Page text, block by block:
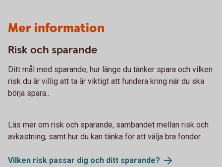
Mer information
Risk och sparande
Ditt mål med sparande, hur länge du tänker spara och vilken
risk du är villig att ta är viktigt att fundera kring när du ska
börja spara..
Läs mer om risk och sparande, sambandet mellan risk och
avkastning, samt hur du kan tänka för att välja bra fonder.
Vilken risk passar dig och ditt sparande?